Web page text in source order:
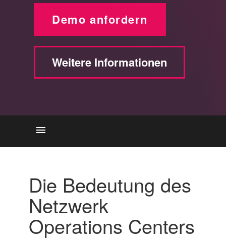
Demo anfordern
Weitere Informationen
Mit Check Pointdie
Netzwerkleistung sicherstellen
Ressourcen
Die Bedeutung des
Netzwerk
Operations Centers